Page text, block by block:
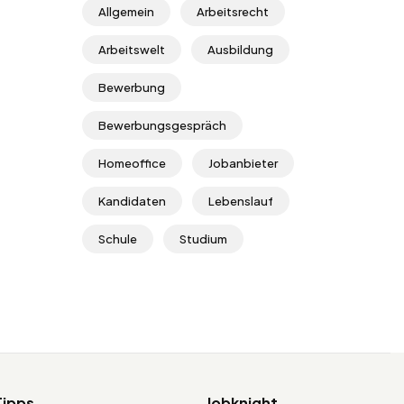
Allgemein Arbeitsrecht
Arbeitswelt Ausbildung
Bewerbung
Bewerbungsgespräch
Homeoffice Jobanbieter
Kandidaten Lebenslauf
Schule Studium